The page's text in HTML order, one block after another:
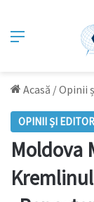
Meniu
Acasă /Opinii
OPINII ȘI
Moldova